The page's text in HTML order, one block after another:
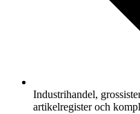
Industrihandel,
artikelregister och